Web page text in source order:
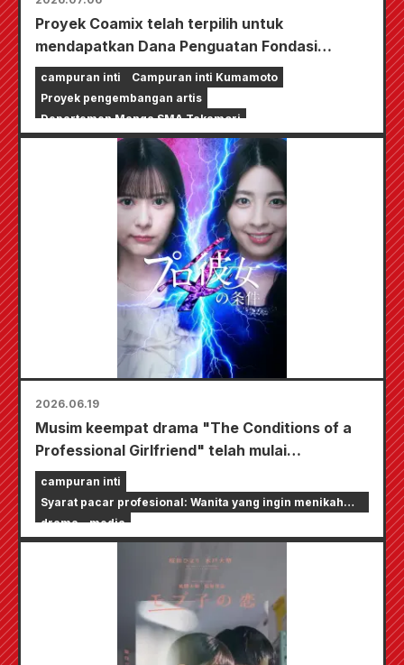
Proyek Coamix telah terpilih untuk
mendapatkan Dana Penguatan Fondasi
Kegiatan Budaya dan Seni dari Badan Urusan
Kebudayaan, "Dukungan untuk
Pengembangan Kreator, dll."
campuran inti
Campuran inti Kumamoto
Proyek pengembangan artis
Departemen Manga SMA Takamori
2026.06.19
Musim keempat drama "The Conditions of a
Professional Girlfriend" telah mulai
ditayangkan secara eksklusif di aplikasi
drama pendek "BUMP".
campuran inti
Syarat pacar profesional: Wanita yang ingin menikah
dengan selebriti
drama media